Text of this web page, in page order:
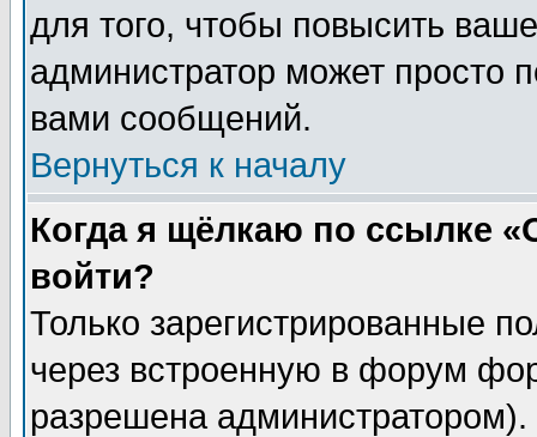
для того, чтобы повысить
администратор может просто
вами сообщений.
Вернуться к началу
Когда я щёлкаю по ссылке
войти?
Только зарегистрированные
через встроенную в форум
разрешена